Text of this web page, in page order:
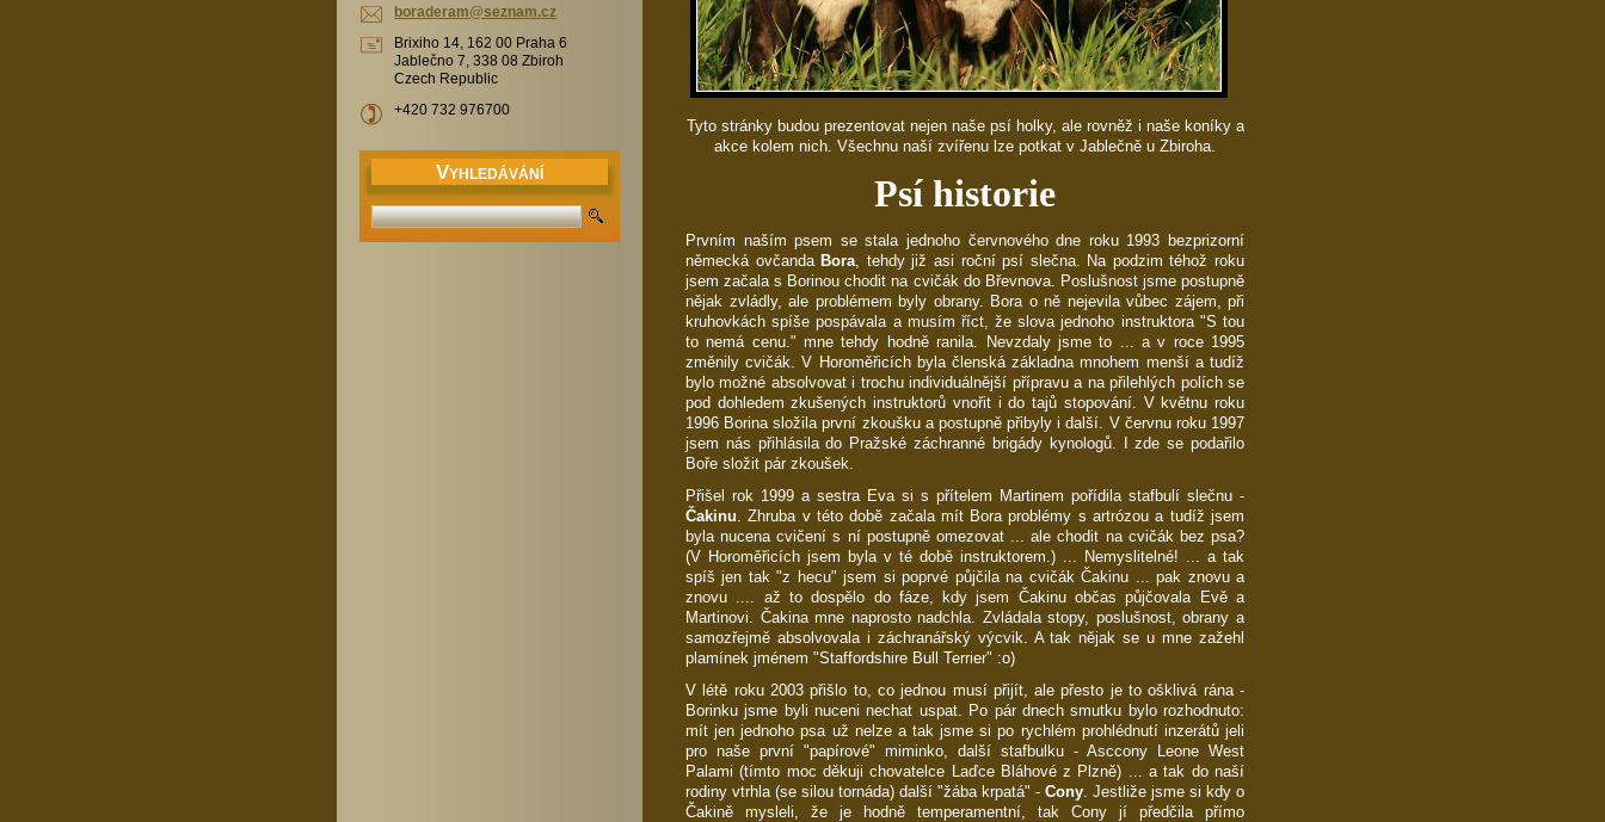
Tyto stránky budou prezentovat nejen naše psí holky, ale rovněž i naše koníky a
akce kolem nich. Všechnu naší zvířenu lze potkat v Jablečně u Zbiroha.
Psí historie
Prvním naším psem se stala jednoho červnového dne roku 1993 bezprizorní
německá ovčanda Bora, tehdy již asi roční psí slečna. Na podzim téhož roku
jsem začala s Borinou chodit na cvičák do Břevnova. Poslušnost jsme postupně
nějak zvládly, ale problémem byly obrany. Bora o ně nejevila vůbec zájem, při
kruhovkách spíše pospávala a musím říct, že slova jednoho instruktora "S tou
to nemá cenu." mne tehdy hodně ranila. Nevzdaly jsme to ... a v roce 1995
změnily cvičák. V Horoměřicích byla členská základna mnohem menší a tudíž
bylo možné absolvovat i trochu individuálnější přípravu a na přilehlých polích se
pod dohledem zkušených instruktorů vnořit i do tajů stopování. V květnu roku
1996 Borina složila první zkoušku a postupně přibyly i další. V červnu roku 1997
jsem nás přihlásila do Pražské záchranné brigády kynologů. I zde se podařilo
Boře složit pár zkoušek.
Přišel rok 1999 a sestra Eva si s přítelem Martinem pořídila stafbulí slečnu -
Čakinu. Zhruba v této době začala mít Bora problémy s artrózou a tudíž jsem
byla nucena cvičení s ní postupně omezovat ... ale chodit na cvičák bez psa?
(V Horoměřicích jsem byla v té době instruktorem.) ... Nemyslitelné! ... a tak
spíš jen tak "z hecu" jsem si poprvé půjčila na cvičák Čakinu ... pak znovu a
znovu .... až to dospělo do fáze, kdy jsem Čakinu občas půjčovala Evě a
Martinovi. Čakina mne naprosto nadchla. Zvládala stopy, poslušnost, obrany a
samozřejmě absolvovala i záchranářský výcvik. A tak nějak se u mne zažehl
plamínek jménem "Staffordshire Bull Terrier" :o)
V létě roku 2003 přišlo to, co jednou musí přijít, ale přesto je to ošklivá rána -
Borinku jsme byli nuceni nechat uspat. Po pár dnech smutku bylo rozhodnuto:
mít jen jednoho psa už nelze a tak jsme si po rychlém prohlédnutí inzerátů jeli
pro naše první "papírové" miminko, další stafbulku - Asccony Leone West
Palami (tímto moc děkuji chovatelce Laďce Bláhové z Plzně) ... a tak do naší
rodiny vtrhla (se silou tornáda) další "žába krpatá" - Cony. Jestliže jsme si kdy o
Čakině mysleli, že je hodně temperamentní, tak Cony jí předčila přímo
boraderam@seznam.cz
Brixiho 14, 162 00 Praha 6
Jablečno 7, 338 08 Zbiroh
Czech Republic
+420 732 976700
VYHLEDÁVÁNÍ